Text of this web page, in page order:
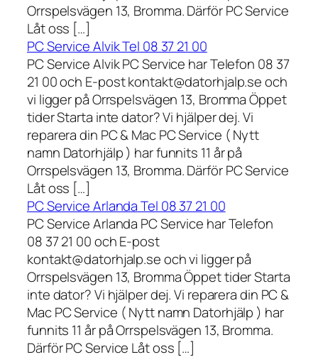
Orrspelsvägen 13, Bromma. Därför PC Service
Låt oss […]
PC Service Alvik Tel 08 37 21 00
PC Service Alvik PC Service har Telefon 08 37
21 00 och E-post kontakt@datorhjalp.se och
vi ligger på Orrspelsvägen 13, Bromma Öppet
tider Starta inte dator? Vi hjälper dej. Vi
reparera din PC & Mac PC Service ( Nytt
namn Datorhjälp ) har funnits 11 år på
Orrspelsvägen 13, Bromma. Därför PC Service
Låt oss […]
PC Service Arlanda Tel 08 37 21 00
PC Service Arlanda PC Service har Telefon
08 37 21 00 och E-post
kontakt@datorhjalp.se och vi ligger på
Orrspelsvägen 13, Bromma Öppet tider Starta
inte dator? Vi hjälper dej. Vi reparera din PC &
Mac PC Service ( Nytt namn Datorhjälp ) har
funnits 11 år på Orrspelsvägen 13, Bromma.
Därför PC Service Låt oss […]